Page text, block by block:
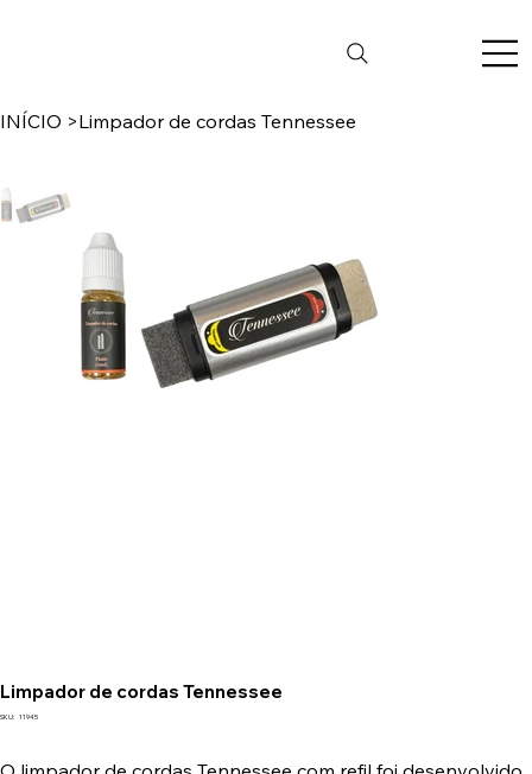
INÍCIO >Limpador de cordas Tennessee
Limpador de cordas Tennessee
SKU: SKU
11945